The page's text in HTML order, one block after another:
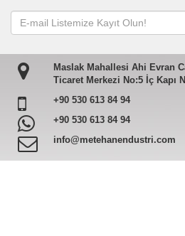
Maslak Mahallesi Ahi Evran
Ticaret Merkezi No:5 İç Kapı
+90 530 613 84 94
+90 530 613 84 94
info@metehanendustri.com